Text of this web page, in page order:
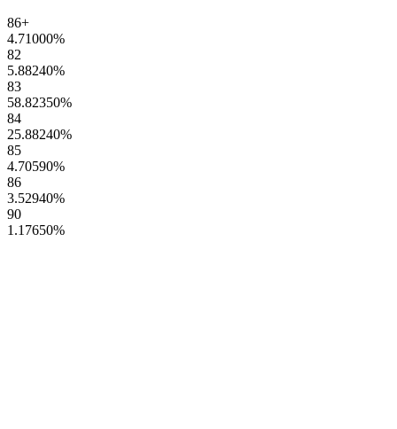
86+
4.71000%
82
5.88240%
83
58.82350%
84
25.88240%
85
4.70590%
86
3.52940%
90
1.17650%